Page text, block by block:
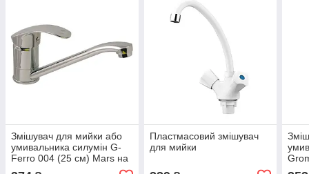
Змішувач для мийки або
умивальника силумін G-
Ferro 004 (25 см) Mars на
Пластмасовий змішувач
для мийки